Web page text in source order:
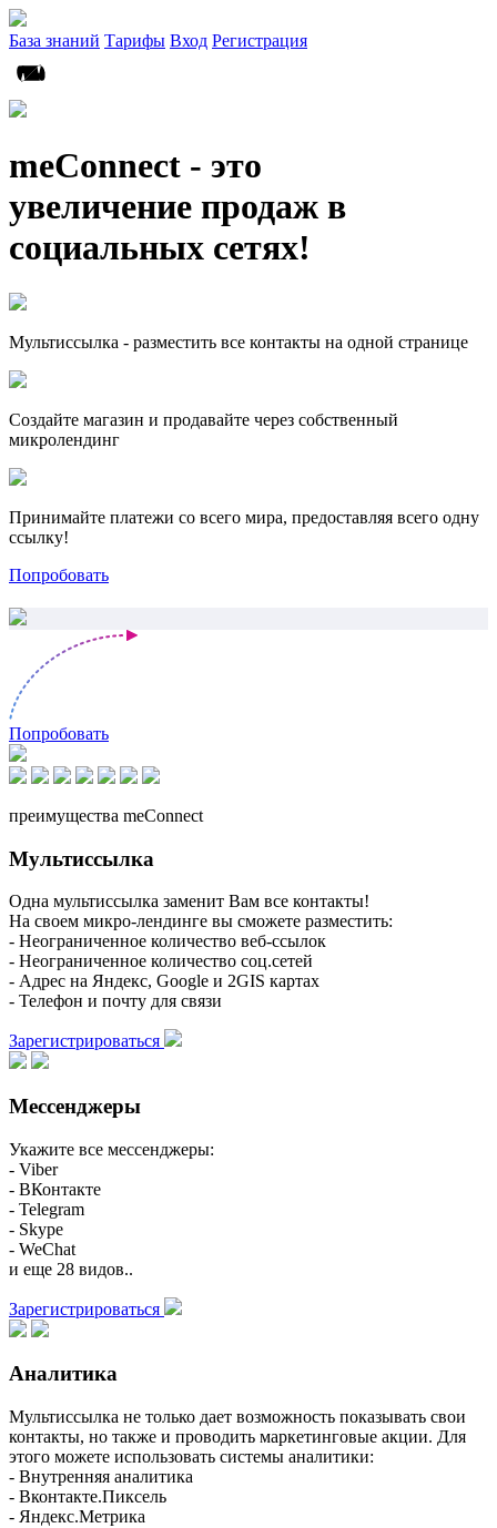
База знаний Тарифы Вход Регистрация
meConnect - это
увеличение продаж в
социальных сетях!
Мультиссылка - разместить все контакты на одной странице
Создайте магазин и продавайте через собственный
микролендинг
Принимайте платежи со всего мира, предоставляя всего одну
ссылку!
Попробовать
Попробовать
преимущества meConnect
Мультиссылка
Одна мультиссылка заменит Вам все контакты!
На своем микро-лендинге вы сможете разместить:
- Неограниченное количество веб-ссылок
- Неограниченное количество соц.сетей
- Адрес на Яндекс, Google и 2GIS картах
- Телефон и почту для связи
Зарегистрироваться
Мессенджеры
Укажите все мессенджеры:
- Viber
- ВКонтакте
- Telegram
- Skype
- WeChat
и еще 28 видов..
Зарегистрироваться
Аналитика
Мультиссылка не только дает возможность показывать свои
контакты, но также и проводить маркетинговые акции. Для
этого можете использовать системы аналитики:
- Внутренняя аналитика
- Вконтакте.Пиксель
- Яндекс.Метрика